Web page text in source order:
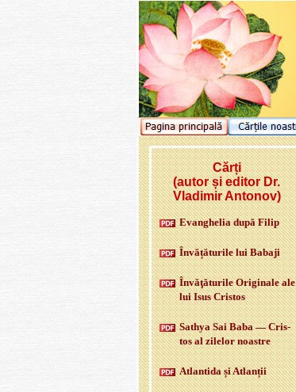
Cărți
(autor și editor Dr.
Vladimir Antonov)
Evan­ghe­lia după Filip
În­vă­ță­tu­rile luiBabaji
Învăţătu­rile Ori­gi­nale ale
lui Isus Cris­tos
Sa­thya Sai Baba — Cris­
tos al zi­le­lor noas­tre
Atlan­tida și Atlan­ții